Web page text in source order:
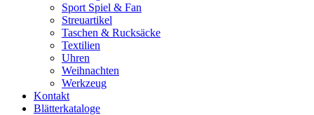
Sport Spiel & Fan
Streuartikel
Taschen & Rucksäcke
Textilien
Uhren
Weihnachten
Werkzeug
Kontakt
Blätterkataloge